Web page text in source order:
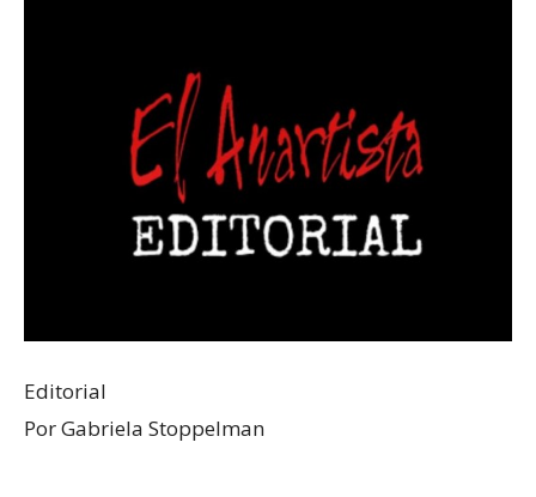
Editorial
Por Gabriela Stoppelman